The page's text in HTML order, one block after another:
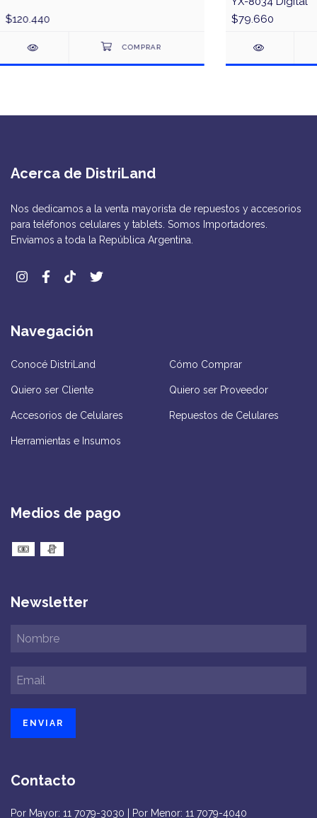
$120.440
$79.660
Acerca de DistriLand
Nos dedicamos a la venta mayorista de repuestos y accesorios
para teléfonos celulares y tablets. Somos Importadores.
Enviamos a toda la República Argentina.
Navegación
Conocé DistriLand Cómo Comprar
Quiero ser Cliente Quiero ser Proveedor
Accesorios de Celulares Repuestos de Celulares
Herramientas e Insumos
Medios de pago
Newsletter
Contacto
Por Mayor: 11 7079-3030 | Por Menor: 11 7079-4040